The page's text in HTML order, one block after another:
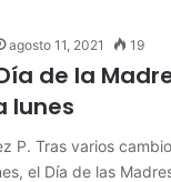
agosto 11, 2021 19
de la
lunes
P. Tras varios
el Día de las